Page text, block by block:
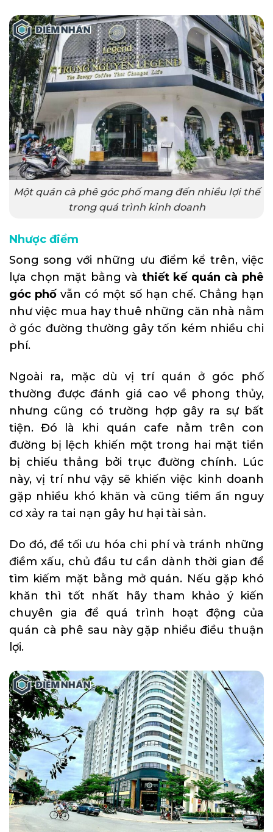
Một quán cà phê góc phố mang đến nhiều lợi thế
trong quá trình kinh doanh
Nhược điểm
Song song với những ưu điểm kể trên, việc
lựa chọn mặt bằng và thiết kế quán cà phê
góc phốvẫn có một số hạn chế. Chẳng hạn
như việc mua hay thuê những căn nhà nằm
ở góc đường thường gây tốn kém nhiều chi
phí.
Ngoài ra, mặc dù vị trí quán ở góc phố
thường được đánh giá cao về phong thủy,
nhưng cũng có trường hợp gây ra sự bất
tiện. Đó là khi quán cafe nằm trên con
đường bị lệch khiến một trong hai mặt tiền
bị chiếu thẳng bởi trục đường chính. Lúc
này, vị trí như vậy sẽ khiến việc kinh doanh
gặp nhiều khó khăn và cũng tiềm ẩn nguy
cơ xảy ra tai nạn gây hư hại tài sản.
Do đó, để tối ưu hóa chi phí và tránh những
điềm xấu, chủ đầu tư cần dành thời gian để
tìm kiếm mặt bằng mở quán. Nếu gặp khó
khăn thì tốt nhất hãy tham khảo ý kiến
chuyên gia để quá trình hoạt động của
quán cà phê sau này gặp nhiều điều thuận
lợi.